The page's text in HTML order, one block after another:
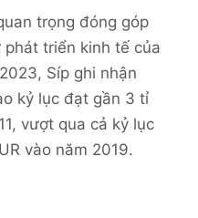
trọng đóng góp
triển kinh tế của
Síp ghi nhận
kỷ lục đạt gần 3 tỉ
vượt qua cả kỷ lục
vào năm 2019.